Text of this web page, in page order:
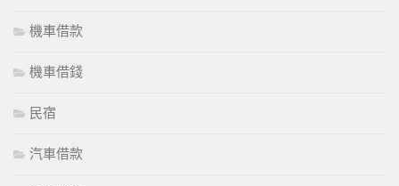
機車借款
機車借錢
民宿
汽車借款